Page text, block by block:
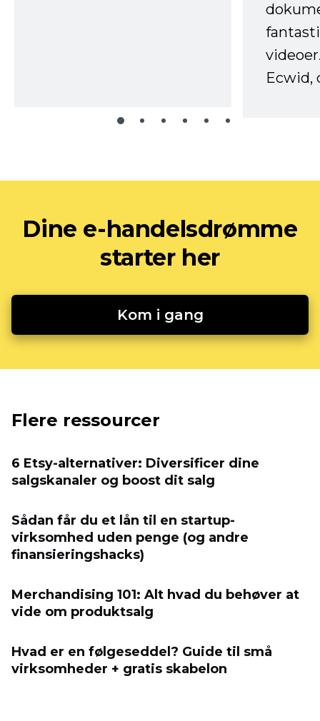
Ecwid,
Dine e-handelsdrømme
starter her
Kom i gang
Flere ressourcer
6 Etsy-alternativer: Diversificer dine
salgskanaler og boost dit salg
Sådan får du et lån til en startup-
virksomhed uden penge (og andre
finansieringshacks)
Merchandising 101: Alt hvad du behøver at
vide om produktsalg
Hvad er en følgeseddel? Guide til små
virksomheder + gratis skabelon